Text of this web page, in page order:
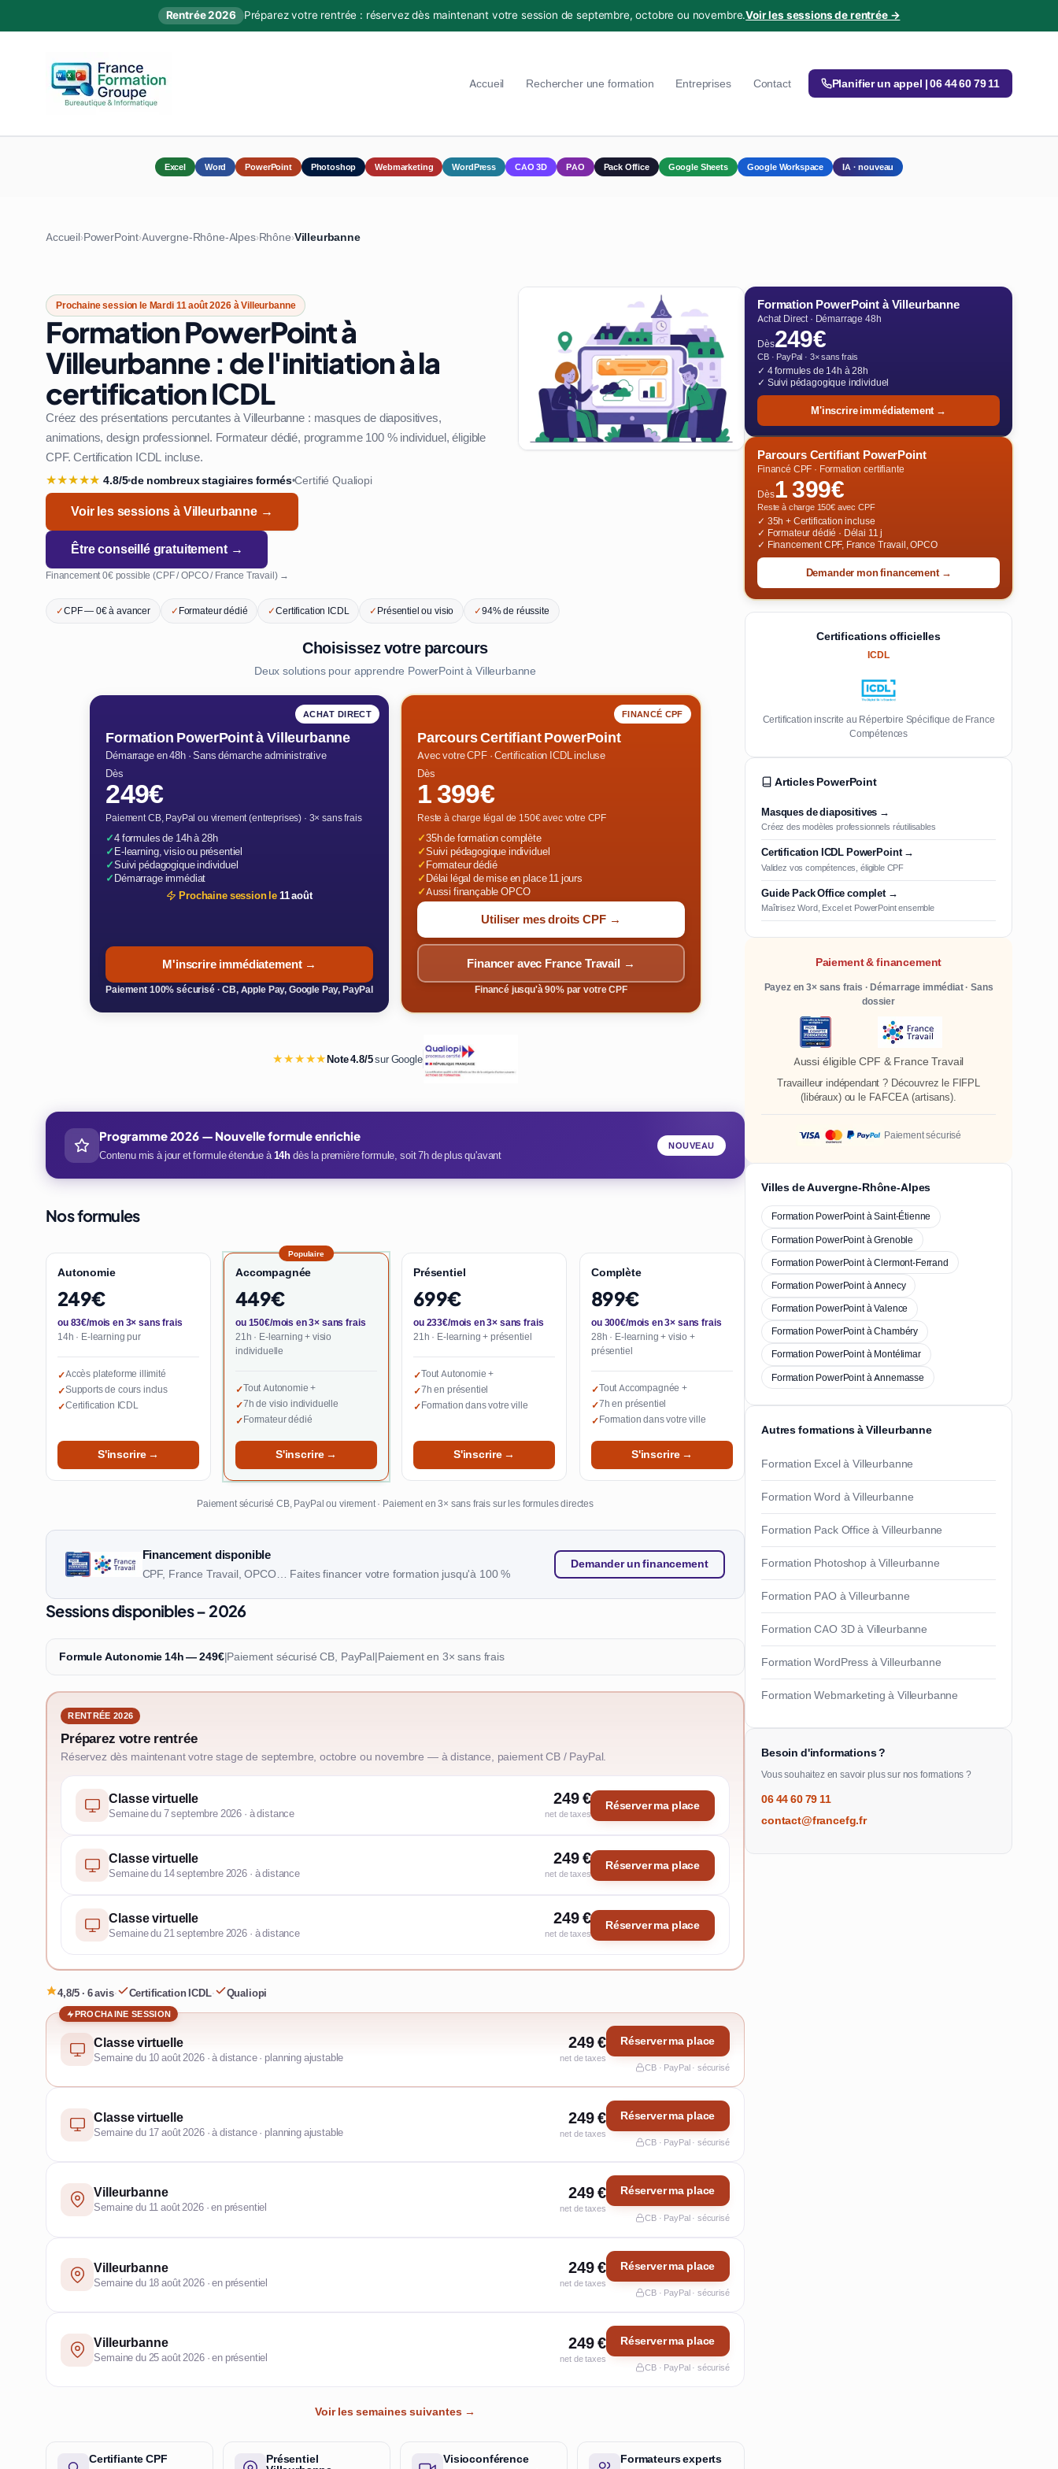
Rentrée 2026 Préparez votre rentrée : réservez dès maintenant votre session de septembre, octobre ou novembre.Voir les sessions de rentrée →
Accueil Rechercher une formation Entreprises Contact Planifier un appel | 06 44 60 79 11
Excel Word PowerPoint Photoshop Webmarketing WordPress CAO 3D PAO Pack Office Google Sheets Google Workspace IA · nouveau
Accueil›PowerPoint›Auvergne-Rhône-Alpes›Rhône›Villeurbanne
Prochaine session le Mardi 11 août 2026 à Villeurbanne
Formation PowerPoint à
Villeurbanne : de l'initiation à la
certification ICDL
Créez des présentations percutantes à Villeurbanne : masques de diapositives,
animations, design professionnel. Formateur dédié, programme 100 % individuel, éligible
CPF. Certification ICDL incluse.
★★★★★ 4.8/5•de nombreux stagiaires formés•Certifié Qualiopi
Voir les sessions à Villeurbanne →
Être conseillé gratuitement →
Financement 0€ possible (CPF / OPCO / France Travail) →
✓CPF — 0€ à avancer ✓Formateur dédié ✓Certification ICDL ✓Présentiel ou visio ✓94% de réussite
Choisissez votre parcours
Deux solutions pour apprendre PowerPoint à Villeurbanne
ACHAT DIRECT
Formation PowerPoint à Villeurbanne
Démarrage en 48h · Sans démarche administrative
Dès
249€
Paiement CB, PayPal ou virement (entreprises) · 3× sans frais
✓4 formules de 14h à 28h
✓E-learning, visio ou présentiel
✓Suivi pédagogique individuel
✓Démarrage immédiat
Prochaine session le11 août
M'inscrire immédiatement →
Paiement 100% sécurisé · CB, Apple Pay, Google Pay, PayPal
FINANCÉ CPF
Parcours Certifiant PowerPoint
Avec votre CPF · Certification ICDL incluse
Dès
1 399€
Reste à charge légal de 150€ avec votre CPF
✓35h de formation complète
✓Suivi pédagogique individuel
✓Formateur dédié
✓Délai légal de mise en place 11 jours
✓Aussi finançable OPCO
Utiliser mes droits CPF →
Financer avec France Travail →
Financé jusqu'à 90% par votre CPF
★★★★★Note 4.8/5sur Google
Programme 2026 — Nouvelle formule enrichie
Contenu mis à jour et formule étendue à14hdès la première formule, soit 7h de plus qu'avant
NOUVEAU
Nos formules
Autonomie
249€
ou 83€/mois en 3× sans frais
14h · E-learning pur
✓Accès plateforme illimité
✓Supports de cours inclus
✓Certification ICDL
S'inscrire →
Populaire
Accompagnée
449€
ou 150€/mois en 3× sans frais
21h · E-learning + visio
individuelle
✓Tout Autonomie +
✓7h de visio individuelle
✓Formateur dédié
S'inscrire →
Présentiel
699€
ou 233€/mois en 3× sans frais
21h · E-learning + présentiel
✓Tout Autonomie +
✓7h en présentiel
✓Formation dans votre ville
S'inscrire →
Complète
899€
ou 300€/mois en 3× sans frais
28h · E-learning + visio +
présentiel
✓Tout Accompagnée +
✓7h en présentiel
✓Formation dans votre ville
S'inscrire →
Paiement sécurisé CB, PayPal ou virement · Paiement en 3× sans frais sur les formules directes
Financement disponible
CPF, France Travail, OPCO… Faites financer votre formation jusqu'à 100 %
Demander un financement
Sessions disponibles – 2026
Formule Autonomie 14h — 249€|Paiement sécurisé CB, PayPal|Paiement en 3× sans frais
RENTRÉE 2026
Préparez votre rentrée
Réservez dès maintenant votre stage de septembre, octobre ou novembre — à distance, paiement CB / PayPal.
Classe virtuelle
Semaine du 7 septembre 2026 · à distance
249 €
net de taxes
Réserver ma place
Classe virtuelle
Semaine du 14 septembre 2026 · à distance
249 €
net de taxes
Réserver ma place
Classe virtuelle
Semaine du 21 septembre 2026 · à distance
249 €
net de taxes
Réserver ma place
4,8/5 · 6 avis· Certification ICDL· Qualiopi
PROCHAINE SESSION
Classe virtuelle
Semaine du 10 août 2026 · à distance · planning ajustable
249 €
net de taxes
Réserver ma place
CB · PayPal · sécurisé
Classe virtuelle
Semaine du 17 août 2026 · à distance · planning ajustable
249 €
net de taxes
Réserver ma place
CB · PayPal · sécurisé
Villeurbanne
Semaine du 11 août 2026 · en présentiel
249 €
net de taxes
Réserver ma place
CB · PayPal · sécurisé
Villeurbanne
Semaine du 18 août 2026 · en présentiel
249 €
net de taxes
Réserver ma place
CB · PayPal · sécurisé
Villeurbanne
Semaine du 25 août 2026 · en présentiel
249 €
net de taxes
Réserver ma place
CB · PayPal · sécurisé
Voir les semaines suivantes →
Certifiante CPF Présentiel Visioconférence Formateurs experts
Formation PowerPoint à Villeurbanne
Achat Direct · Démarrage 48h
Dès249€
CB · PayPal · 3× sans frais
✓ 4 formules de 14h à 28h
✓ Suivi pédagogique individuel
M'inscrire immédiatement →
Parcours Certifiant PowerPoint
Financé CPF · Formation certifiante
Dès1 399€
Reste à charge 150€ avec CPF
✓ 35h + Certification incluse
✓ Formateur dédié · Délai 11 j
✓ Financement CPF, France Travail, OPCO
Demander mon financement →
Certifications officielles
ICDL
Certification inscrite au Répertoire Spécifique de France
Compétences
Articles PowerPoint
Masques de diapositives →
Créez des modèles professionnels réutilisables
Certification ICDL PowerPoint →
Validez vos compétences, éligible CPF
Guide Pack Office complet →
Maîtrisez Word, Excel et PowerPoint ensemble
Paiement & financement
Payez en 3× sans frais · Démarrage immédiat · Sans
dossier
Aussi éligible CPF & France Travail
Travailleur indépendant ? Découvrez le FIFPL
(libéraux) ou le FAFCEA (artisans).
Paiement sécurisé
Villes de Auvergne-Rhône-Alpes
Formation PowerPoint à Saint-Étienne
Formation PowerPoint à Grenoble
Formation PowerPoint à Clermont-Ferrand
Formation PowerPoint à Annecy
Formation PowerPoint à Valence
Formation PowerPoint à Chambéry
Formation PowerPoint à Montélimar
Formation PowerPoint à Annemasse
Autres formations à Villeurbanne
Formation Excel à Villeurbanne
Formation Word à Villeurbanne
Formation Pack Office à Villeurbanne
Formation Photoshop à Villeurbanne
Formation PAO à Villeurbanne
Formation CAO 3D à Villeurbanne
Formation WordPress à Villeurbanne
Formation Webmarketing à Villeurbanne
Besoin d'informations ?
Vous souhaitez en savoir plus sur nos formations ?
06 44 60 79 11
contact@francefg.fr